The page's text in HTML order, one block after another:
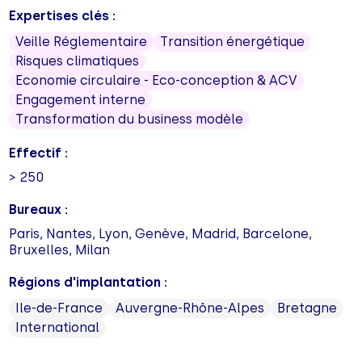
Expertises clés :
Veille Réglementaire
Transition énergétique
Risques climatiques
Economie circulaire - Eco-conception & ACV
Engagement interne
Transformation du business modèle
Effectif :
> 250
Bureaux :
Paris, Nantes, Lyon, Genève, Madrid, Barcelone,
Bruxelles, Milan
Régions d'implantation :
Ile-de-France
Auvergne-Rhône-Alpes
Bretagne
International